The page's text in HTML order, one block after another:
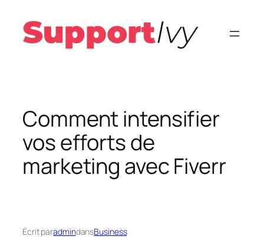
contenu
Comment intensifier
vos efforts de
marketing avec Fiverr
Écrit paradmindansBusiness